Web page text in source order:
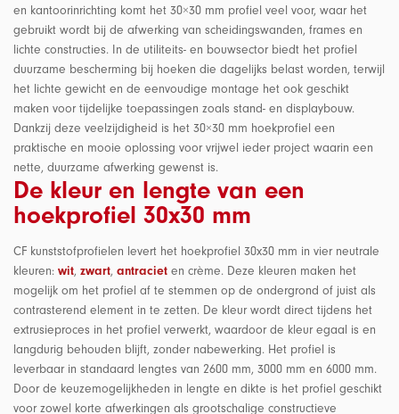
en kantoorinrichting komt het 30×30 mm profiel veel voor, waar het
gebruikt wordt bij de afwerking van scheidingswanden, frames en
lichte constructies. In de utiliteits- en bouwsector biedt het profiel
duurzame bescherming bij hoeken die dagelijks belast worden, terwijl
het lichte gewicht en de eenvoudige montage het ook geschikt
maken voor tijdelijke toepassingen zoals stand- en displaybouw.
Dankzij deze veelzijdigheid is het 30×30 mm hoekprofiel een
praktische en mooie oplossing voor vrijwel ieder project waarin een
nette, duurzame afwerking gewenst is.
De kleur en lengte van een
hoekprofiel 30x30 mm
CF kunststofprofielen levert het hoekprofiel 30x30 mm in vier neutrale
kleuren: wit, zwart, antraciet en crème. Deze kleuren maken het
mogelijk om het profiel af te stemmen op de ondergrond of juist als
contrasterend element in te zetten. De kleur wordt direct tijdens het
extrusieproces in het profiel verwerkt, waardoor de kleur egaal is en
langdurig behouden blijft, zonder nabewerking. Het profiel is
leverbaar in standaard lengtes van 2600 mm, 3000 mm en 6000 mm.
Door de keuzemogelijkheden in lengte en dikte is het profiel geschikt
voor zowel korte afwerkingen als grootschalige constructieve